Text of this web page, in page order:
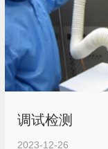
调试检测
2023-12-26